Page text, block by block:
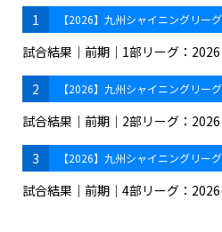
1 【2026】九州シャイニングリーグ
試合結果｜前期｜1部リーグ：
2 【2026】九州シャイニングリーグ
試合結果｜前期｜2部リーグ：
3 【2026】九州シャイニングリーグ
試合結果｜前期｜4部リーグ：